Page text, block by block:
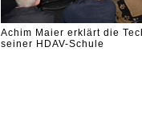
Achim Maier erklärt die
seiner HDAV-Schule